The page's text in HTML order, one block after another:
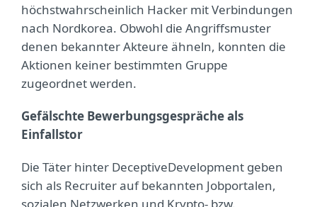
höchstwahrscheinlich Hacker mit Verbindungen
nach Nordkorea. Obwohl die Angriffsmuster
denen bekannter Akteure ähneln, konnten die
Aktionen keiner bestimmten Gruppe
zugeordnet werden.
Gefälschte Bewerbungsgespräche als
Einfallstor
Die Täter hinter DeceptiveDevelopment geben
sich als Recruiter auf bekannten Jobportalen,